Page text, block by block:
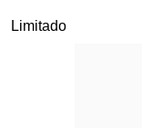
Limitado
Diapositiva 13 de 20